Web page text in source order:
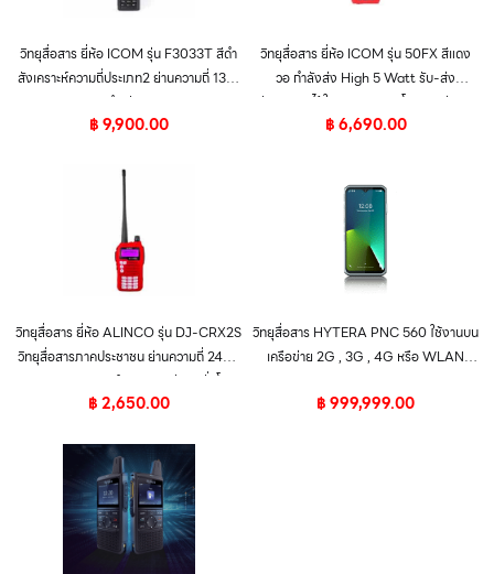
วิทยุสื่อสาร ยี่ห้อ ICOM รุ่น F3033T สีดำ
สังเคราะห์ความถี่ประเภท2 ย่านความถี่ 136-
174 MHz เหมาะสำหรับ ราชการ – ทหาร –
ตำรวจ (ชุดนอก)
฿9,900.00
วิทยุสื่อสาร ยี่ห้อ ICOM รุ่น 50FX สีแดง
วอ กำลังส่ง High 5 Watt รับ-ส่ง
สัญญาณได้ในระยะทาง 5 กิโลเมตร รุ่น HI
END ชุดนอก
฿6,690.00
วิทยุสื่อสาร ยี่ห้อ ALINCO รุ่น DJ-CRX2S
วิทยุสื่อสารภาคประชาชน ย่านความถี่ 245 –
246 MHz สแตนด์บายนานกว่า 12 ชั่วโมง
แท่นชาร์จเร็ว 4 ชั่วโมง
฿2,650.00
วิทยุสื่อสาร HYTERA PNC 560 ใช้งานบน
เครือข่าย 2G , 3G , 4G หรือ WLAN
฿999,999.00